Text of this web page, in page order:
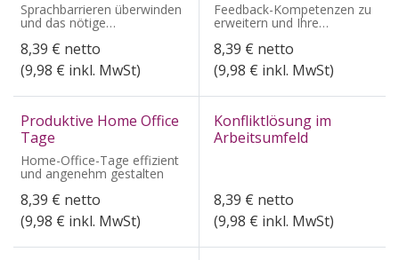
Sprachbarrieren überwinden
und das nötige
Selbstbewusstsein, um im
Büro sicher und souverän
auf Englisch zu
kommunizieren.
8,39 € netto
(9,98 € inkl. MwSt)
Feedback-Kompetenzen zu
erweitern und Ihre
steigern
8,39 € netto
(9,98 € inkl. MwSt)
Produktive Home Office
Tage
Home-Office-Tage effizient
und angenehm gestalten
8,39 € netto
(9,98 € inkl. MwSt)
Konfliktlösung im
Arbeitsumfeld
8,39 € netto
(9,98 € inkl. MwSt)